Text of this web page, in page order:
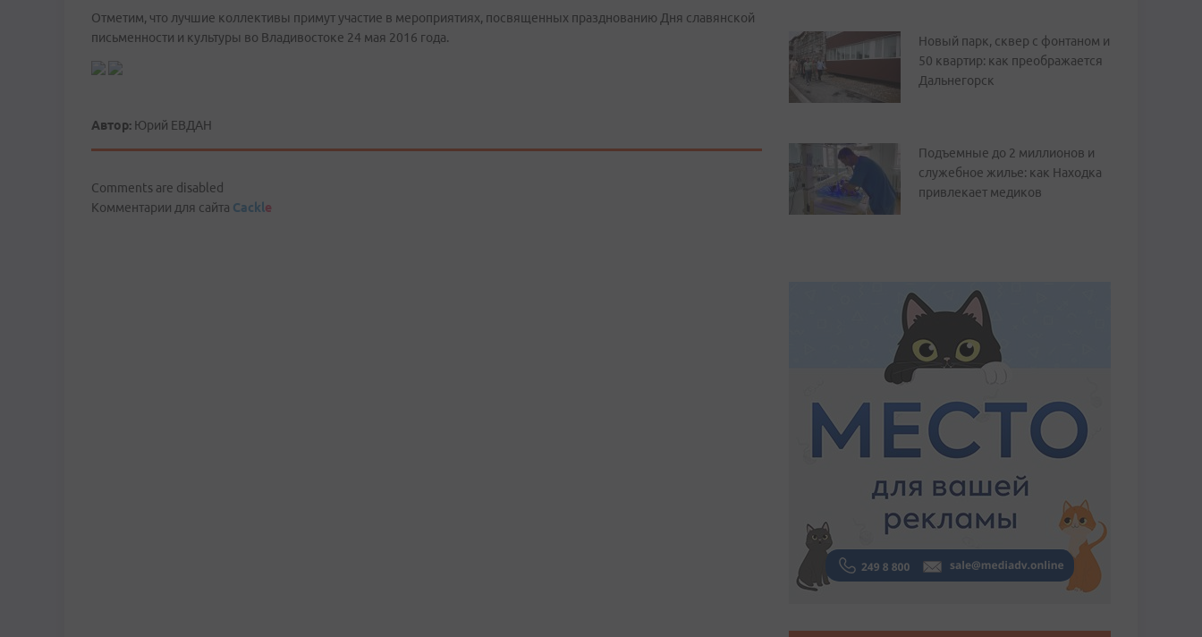
Отметим, что лучшие коллективы примут участие в мероприятиях, посвященных празднованию Дня славянской
письменности и культуры во Владивостоке 24 мая 2016 года.
Автор: Юрий ЕВДАН
Comments are disabled
Комментарии для сайта Cackle
Новый парк, сквер с фонтаном и
50 квартир: как преображается
Дальнегорск
Подъемные до 2 миллионов и
служебное жилье: как Находка
привлекает медиков